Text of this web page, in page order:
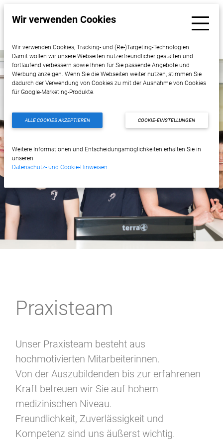
Praxisteam
Unser Praxisteam besteht aus
hochmotivierten Mitarbeiterinnen.
Von der Auszubildenden bis zur erfahrenen
Kraft betreuen wir Sie auf hohem
medizinischen Niveau.
Freundlichkeit, Zuverlässigkeit und
Kompetenz sind uns äußerst wichtig.
Wir verwenden Cookies
Wir verwenden Cookies, Tracking- und (Re-)Targeting-Technologien.
Damit wollen wir unsere Webseiten nutzerfreundlicher gestalten und
fortlaufend verbessern sowie Ihnen für Sie passende Angebote und
Werbung anzeigen. Wenn Sie die Webseiten weiter nutzen, stimmen Sie
dadurch der Verwendung von Cookies zu mit der Ausnahme von Cookies
für Google-Marketing-Produkte.
ALLE COOKIES AKZEPTIEREN COOKIE-EINSTELLUNGEN
Weitere Informationen und Entscheidungsmöglichkeiten erhalten Sie in
unseren
Datenschutz- und Cookie-Hinweisen.